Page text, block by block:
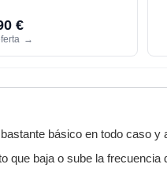
€
→
básico en todo caso y
que baja o sube la